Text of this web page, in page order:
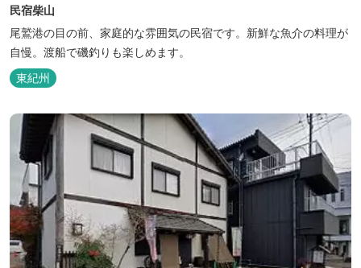
民宿柴山
尾鷲港の目の前、家庭的な雰囲気の民宿です。新鮮な魚介の料理が
自慢。渡船で磯釣りも楽しめます。
東紀州